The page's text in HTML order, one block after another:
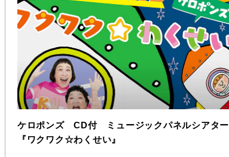
ケロポンズ CD付 ミュージックパネルシアター
『ワクワク☆わくせい』